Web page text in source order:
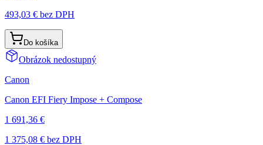
493,03 € bez DPH
Do košíka
Obrázok nedostupný
Canon
Canon EFI Fiery Impose + Compose
1 691,36 €
1 375,08 € bez DPH